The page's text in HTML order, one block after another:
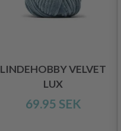
LINDEHOBBY VELVET
LUX
69.95 SEK